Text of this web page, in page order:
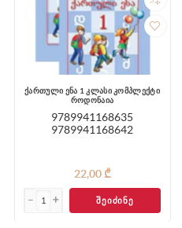
ქართული ენა 1 კლასი კომპლექტი
როდონაია
9789941168635
9789941168642
22,00 ₾
ᲨᲔᲘᲫᲘᲜᲔ